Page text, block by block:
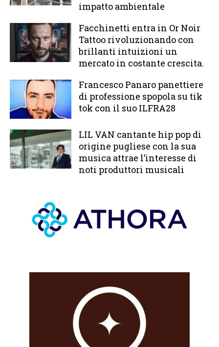
impatto ambientale
Facchinetti entra in Or Noir
Tattoo rivoluzionando con
brillanti intuizioni un
mercato in costante crescita.
Francesco Panaro panettiere
di professione spopola su tik
tok con il suo ILFRA28
LIL VAN cantante hip pop di
origine pugliese con la sua
musica attrae l’interesse di
noti produttori musicali